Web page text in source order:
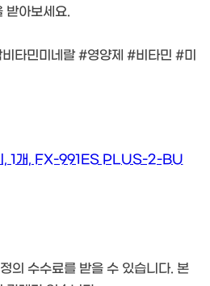
받아보세요.
타민미네랄 #영양제 #비타민 #미
의 수수료를 받을 수 있습니다. 본